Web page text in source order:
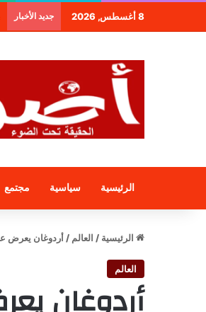
8 أغسطس, 2026 جديد الأخبار
الرئيسية سياسية مجتمع
الرئيسية / العالم / أردوغان يعرض
العالم